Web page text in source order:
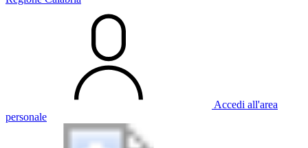
Accedi all'area
personale